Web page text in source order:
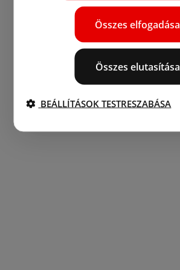
Összes elfogadása
Összes elutasítása
BEÁLLÍTÁSOK TESTRESZABÁSA